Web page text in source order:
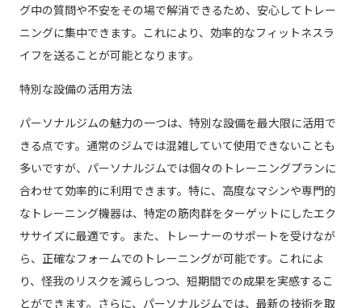
グ中の質問や不安をその場で解消できるため、安心してトレー
ニングに集中できます。これにより、効率的なフィットネスラ
イフを送ることが可能となります。
特別な設備の活用方法
パーソナルジムの魅力の一つは、特別な設備を最大限に活用で
きる点です。通常のジムでは混雑していて使用できないことも
多いですが、パーソナルジムでは個々のトレーニングプランに
合わせて効率的に利用できます。特に、高度なマシンや専門的
なトレーニング機器は、特定の筋肉群をターゲットにしたエク
ササイズに最適です。また、トレーナーのサポートを受けなが
ら、正確なフォームでのトレーニングが可能です。これによ
り、怪我のリスクを減らしつつ、短期間での成果を実感するこ
とができます。さらに、パーソナルジムでは、最新の技術を取